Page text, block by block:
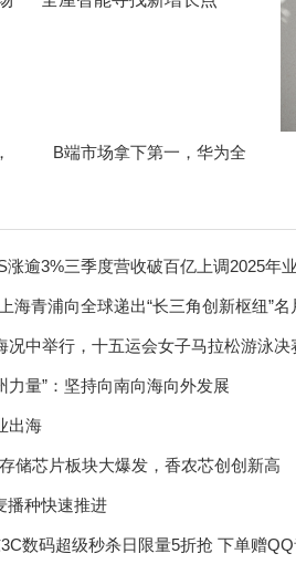
B端市场拿下第一，华为全
逾3%三季度营收破百亿上调2025年
海青浦向全球递出“长三角创新枢纽”名
况中举行，十五运会女子马拉松游泳
力量”：坚持向南向海向外发展
出海
储芯片板块大爆发，香农芯创创新高
播种快速推进
数码超级秒杀日限量5折抢 下单赠